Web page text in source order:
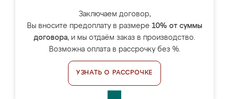
Заключаем договор,
Вы вносите предоплату в размере 10% от суммы
договора, и мы отдаём заказ в производство.
Возможна оплата в рассрочку без %.
УЗНАТЬ О РАССРОЧКЕ